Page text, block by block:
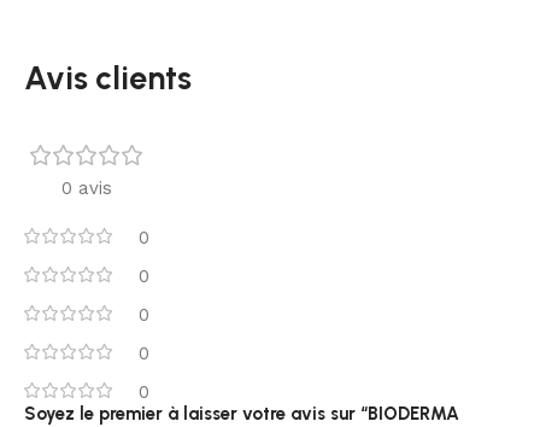
Avis clients
0 avis
0
0
0
0
0
Soyez le premier à laisser votre avis sur “BIODERMA